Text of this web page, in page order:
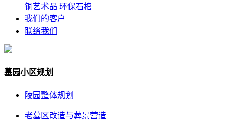
铜艺术品 环保石棺
我们的客户
联络我们
墓园小区规划
陵园整体规划
老墓区改造与葬景营造